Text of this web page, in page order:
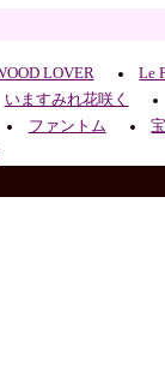
LOVER Le
いますみれ花咲く
ファントム